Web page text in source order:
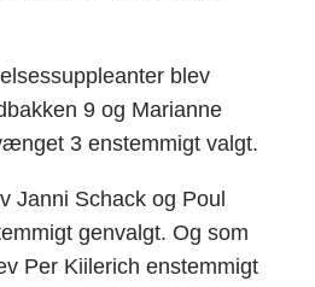
blev
9 og Marianne
3 enstemmigt valgt.
Janni Schack og Poul
genvalgt. Og som
Per Kiilerich enstemmigt